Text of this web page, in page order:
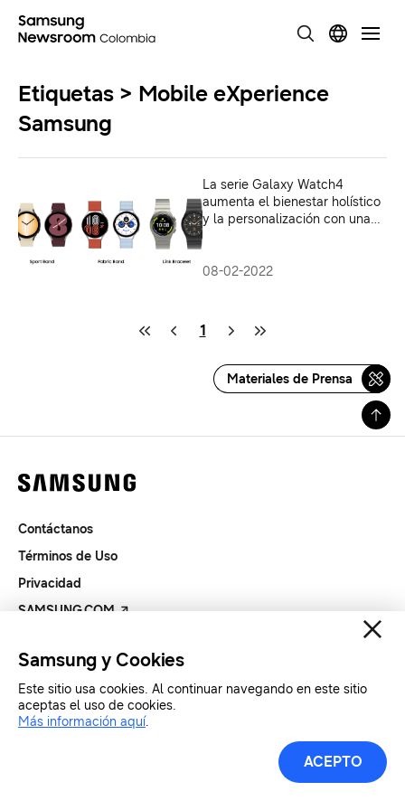
Etiquetas > Mobile eXperience
Samsung
La serie Galaxy Watch4
aumenta el bienestar holístico
y la personalización con una
08-02-2022
1
Materiales de Prensa
Contáctanos
Términos de Uso
Privacidad
SAMSUNG.COM
Copyright© SAMSUNG Todos los derechos reservados.
Samsung y Cookies
Este sitio usa cookies. Al continuar navegando en este sitio
aceptas el uso de cookies.
Más información aquí.
ACEPTO